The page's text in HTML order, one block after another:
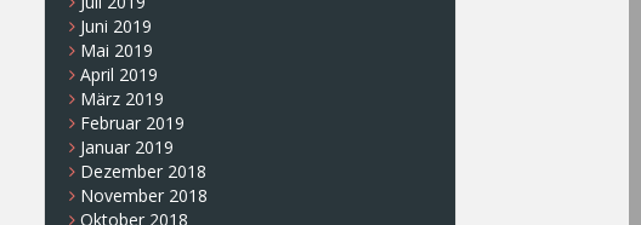
Juni 2019
Mai 2019
April 2019
März 2019
Februar 2019
Januar 2019
Dezember 2018
November 2018
Oktober 2018